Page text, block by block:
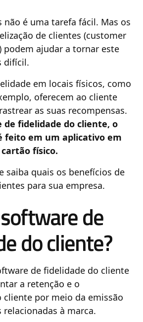
não é uma tarefa fácil. Mas os
de clientes (customer
podem ajudar a tornar este
difícil.
em locais físicos, como
oferecem ao cliente
as suas recompensas.
de fidelidade do cliente, o
feito em um aplicativo em
físico.
saiba quais os benefícios de
para sua empresa.
de
do cliente?
de fidelidade do cliente
a retenção e o
cliente por meio da emissão
relacionadas à marca.